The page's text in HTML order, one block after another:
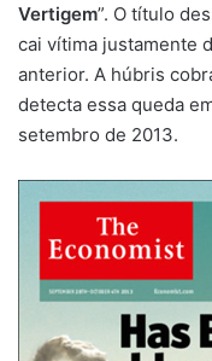
Vertigem”. O título
cai vítima justamente
anterior. A húbris
detecta essa queda
setembro de 2013.